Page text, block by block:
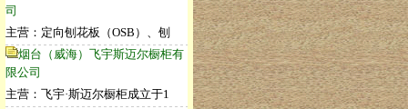
司
主营：定向刨花板（OSB）、刨
烟台（威海）飞宇斯迈尔橱柜有
限公司
主营：飞宇·斯迈尔橱柜成立于1